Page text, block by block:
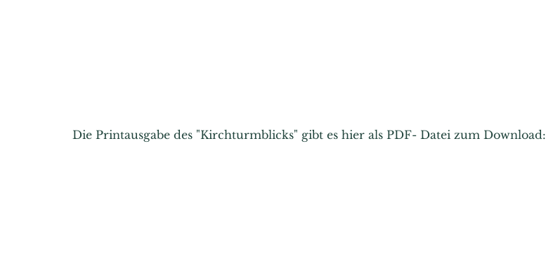
Die Printausgabe des "Kirchturmblicks" gibt es hier als PDF- Datei zum Download: